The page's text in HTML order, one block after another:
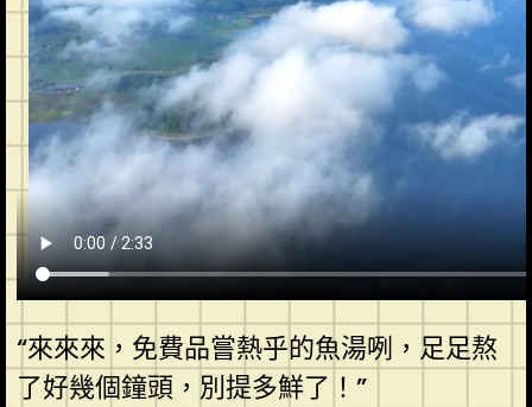
“來來來，免費品嘗熱乎的魚湯咧，足足熬
了好幾個鐘頭，別提多鮮了！”